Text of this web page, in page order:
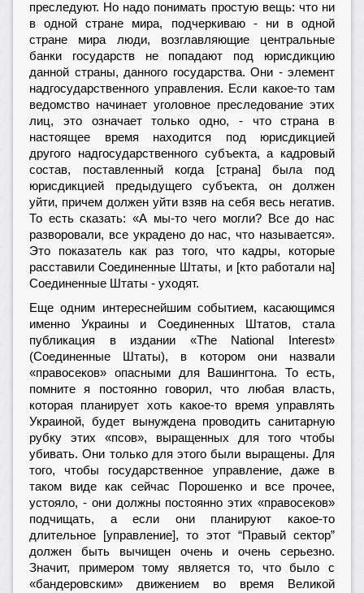
преследуют. Но надо понимать простую вещь: что ни
в одной стране мира, подчеркиваю - ни в одной
стране мира люди, возглавляющие центральные
банки государств не попадают под юрисдикцию
данной страны, данного государства. Они - элемент
надгосударственного управления. Если какое-то там
ведомство начинает уголовное преследование этих
лиц, это означает только одно, - что страна в
настоящее время находится под юрисдикцией
другого надгосударственного субъекта, а кадровый
состав, поставленный когда [страна] была под
юрисдикцией предыдущего субъекта, он должен
уйти, причем должен уйти взяв на себя весь негатив.
То есть сказать: «А мы-то чего могли? Все до нас
разворовали, все украдено до нас, что называется».
Это показатель как раз того, что кадры, которые
расставили Соединенные Штаты, и [кто работали на]
Соединенные Штаты - уходят.
Еще одним интереснейшим событием, касающимся
именно Украины и Соединенных Штатов, стала
публикация в издании «The National Interest»
(Соединенные Штаты), в котором они назвали
«правосеков» опасными для Вашингтона. То есть,
помните я постоянно говорил, что любая власть,
которая планирует хоть какое-то время управлять
Украиной, будет вынуждена проводить санитарную
рубку этих «псов», выращенных для того чтобы
убивать. Они только для этого были выращены. Для
того, чтобы государственное управление, даже в
таком виде как сейчас Порошенко и все прочее,
устояло, - они должны постоянно этих «правосеков»
подчищать, а если они планируют какое-то
длительное [управление], то этот “Правый сектор”
должен быть вычищен очень и очень серьезно.
Значит, примером тому является то, что было с
«бандеровским» движением во время Великой